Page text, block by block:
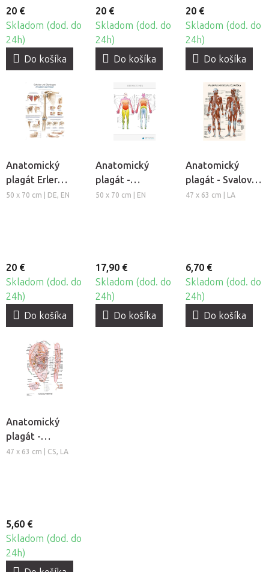
20 €
Skladom (dod. do
24h)
Do košíka
20 €
Skladom (dod. do
24h)
Do košíka
20 €
Skladom (dod. do
24h)
Do košíka
Anatomický
plagát Erler
Zimmer -
50 x 70 cm | DE, EN
20 €
Skladom (dod. do
24h)
Do košíka
Anatomický
plagát -
Dermatómy
50 x 70 cm | EN
17,90 €
Skladom (dod. do
24h)
Do košíka
Anatomický
plagát - Svalová
sústava človeka
47 x 63 cm | LA
6,70 €
Skladom (dod. do
24h)
Do košíka
Anatomický
plagát -
Aurikuloterapia
47 x 63 cm | CS, LA
5,60 €
Skladom (dod. do
24h)